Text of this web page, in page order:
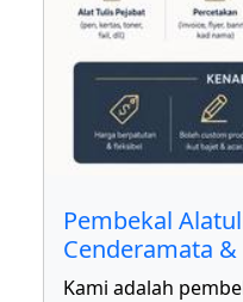
Pembekal
Cenderamata
Kami adalah